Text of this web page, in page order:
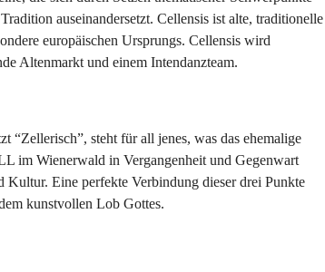
auseinandersetzt. Cellensis ist alte, traditionelle
europäischen Ursprungs. Cellensis wird
Altenmarkt und einem Intendanzteam.
“Zellerisch”, steht für all jenes, was das ehemalige
im Wienerwald in Vergangenheit und Gegenwart
Kultur. Eine perfekte Verbindung dieser drei Punkte
kunstvollen Lob Gottes.